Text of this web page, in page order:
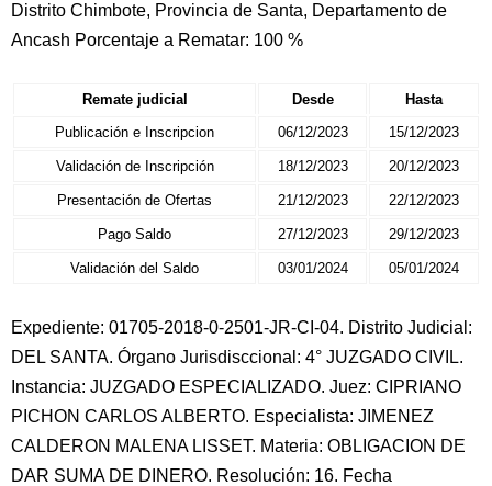
Distrito Chimbote, Provincia de Santa, Departamento de
Ancash Porcentaje a Rematar: 100 %
Remate judicial Desde
Hasta
Publicación e Inscripcion
06/12/2023 15/12/2023
Validación de Inscripción 18/12/2023 20/12/2023
Presentación de Ofertas 21/12/2023 22/12/2023
Pago Saldo 27/12/2023 29/12/2023
Validación del Saldo 03/01/2024 05/01/2024
Expediente: 01705-2018-0-2501-JR-CI-04. Distrito Judicial:
DEL SANTA. Órgano Jurisdisccional: 4° JUZGADO CIVIL.
Instancia: JUZGADO ESPECIALIZADO. Juez: CIPRIANO
PICHON CARLOS ALBERTO. Especialista: JIMENEZ
CALDERON MALENA LISSET. Materia: OBLIGACION DE
DAR SUMA DE DINERO. Resolución: 16. Fecha